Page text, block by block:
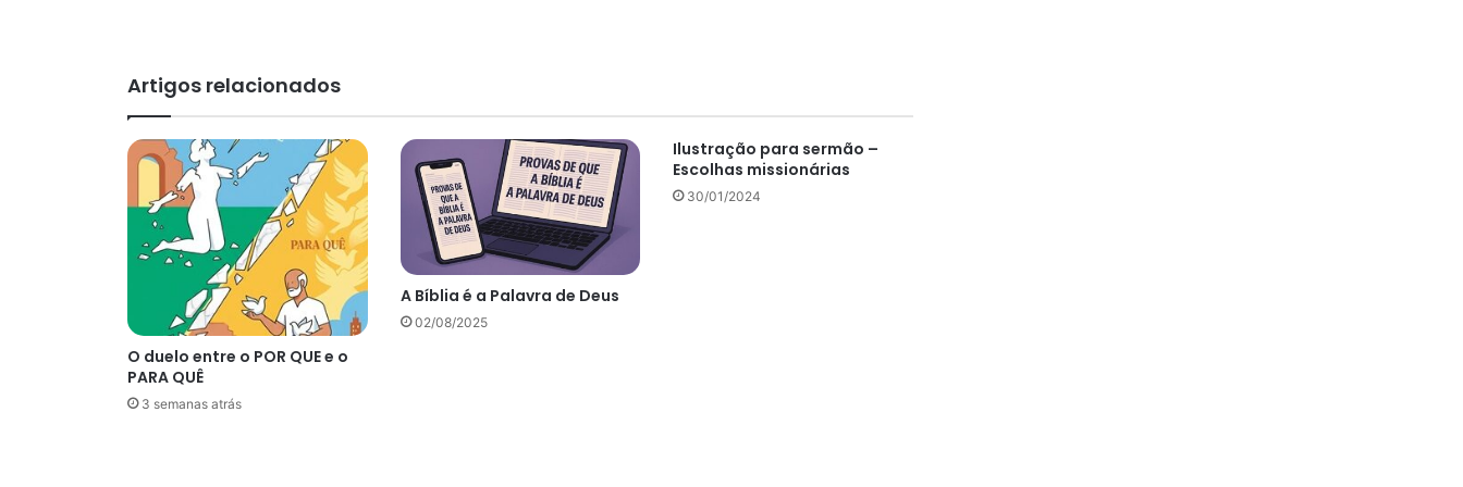
Artigos relacionados
O duelo entre o POR QUE e o
PARA QUÊ
3 semanas atrás
A Bíblia é a Palavra de Deus
02/08/2025
Ilustração para sermão –
Escolhas missionárias
30/01/2024